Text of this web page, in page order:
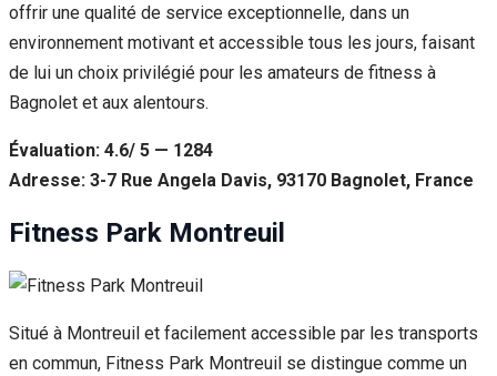
offrir une qualité de service exceptionnelle, dans un
environnement motivant et accessible tous les jours, faisant
de lui un choix privilégié pour les amateurs de fitness à
Bagnolet et aux alentours.
Évaluation: 4.6/ 5 — 1284
Adresse: 3-7 Rue Angela Davis, 93170 Bagnolet, France
Fitness Park Montreuil
Situé à Montreuil et facilement accessible par les transports
en commun, Fitness Park Montreuil se distingue comme un